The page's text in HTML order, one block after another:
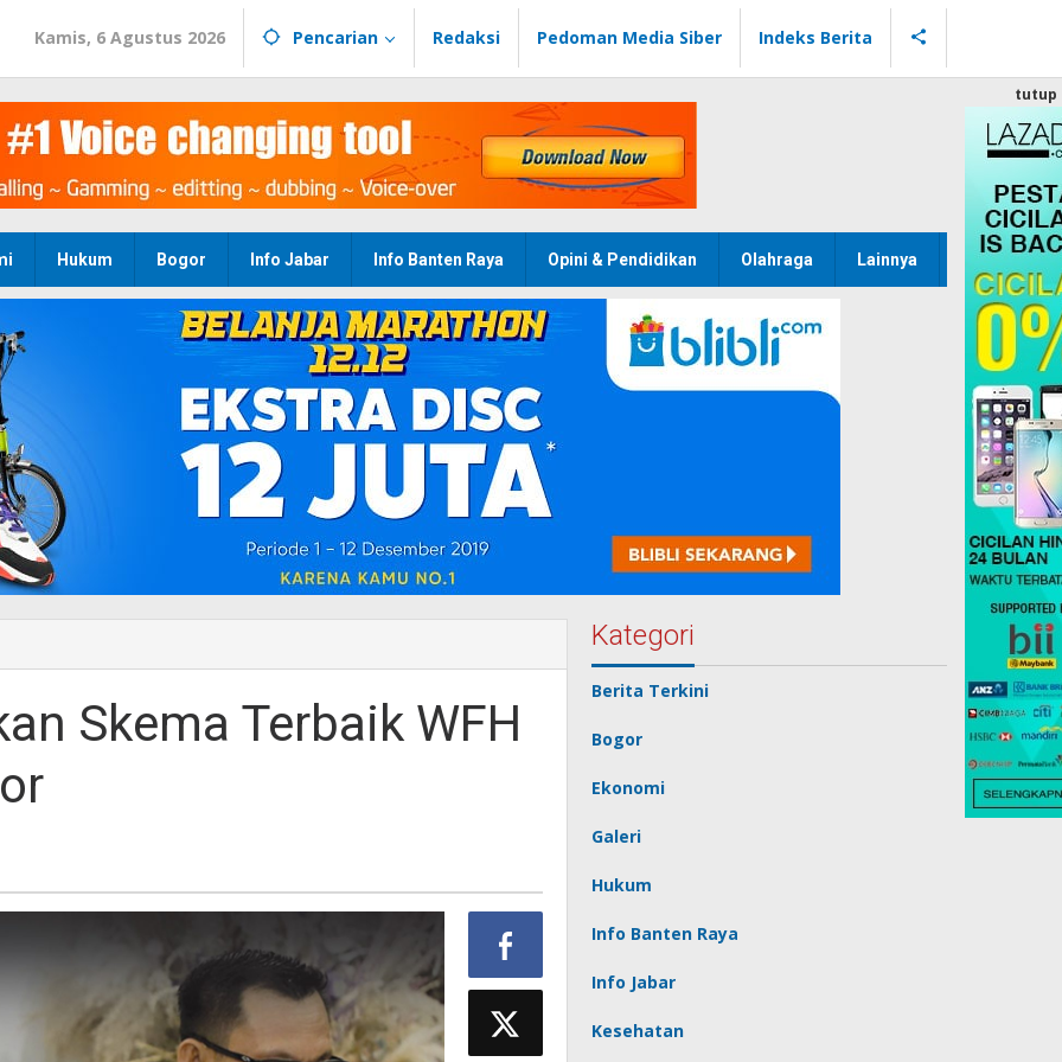
Kamis, 6 Agustus 2026 Pencarian Redaksi Pedoman Media Siber Indeks Berita
Hukum Bogor Info Jabar Info Banten Raya Opini & Pendidikan Olahraga Lainnya
tutup
Skema Terbaik WFH
Kategori
Berita Terkini
Bogor
Ekonomi
Galeri
Hukum
Info Banten Raya
Info Jabar
Kesehatan